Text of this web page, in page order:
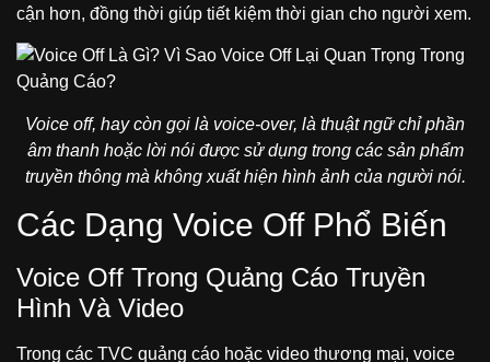
cận hơn, đồng thời giúp tiết kiệm thời gian cho người xem.
Voice off, hay còn gọi là voice-over, là thuật ngữ chỉ phần
âm thanh hoặc lời nói được sử dụng trong các sản phẩm
truyền thông mà không xuất hiện hình ảnh của người nói.
Các Dạng Voice Off Phổ Biến
Voice Off Trong Quảng Cáo Truyền
Hình Và Video
Trong các TVC quảng cáo hoặc video thương mại, voice